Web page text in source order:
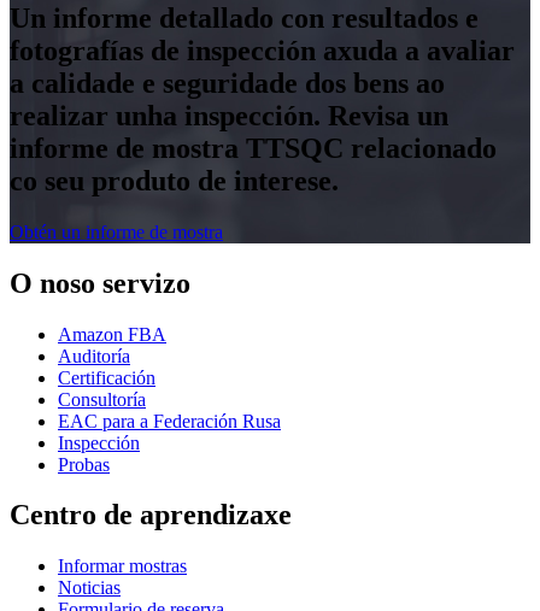
Un informe detallado con resultados e
fotografías de inspección axuda a avaliar
a calidade e seguridade dos bens ao
realizar unha inspección. Revisa un
informe de mostra TTSQC relacionado
co seu produto de interese.
Obtén un informe de mostra
O noso servizo
Amazon FBA
Auditoría
Certificación
Consultoría
EAC para a Federación Rusa
Inspección
Probas
Centro de aprendizaxe
Informar mostras
Noticias